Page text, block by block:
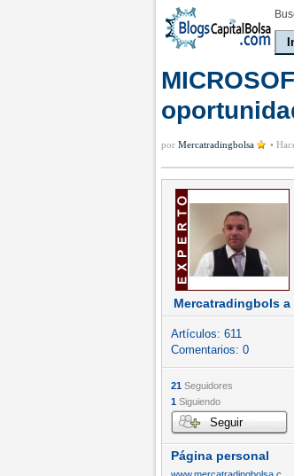
por Mercatradingbolsa •
Mercatradingbols a
Artículos: 611
Comentarios: 0
21 Seguidores
1 Siguiendo
Seguir
Página personal